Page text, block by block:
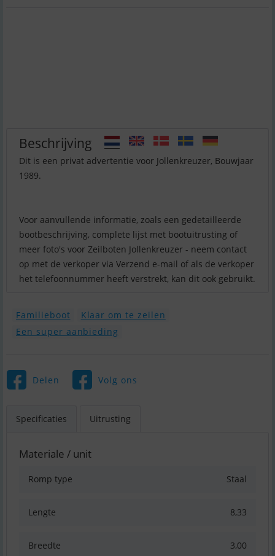
Beschrijving
Dit is een privat advertentie voor Jollenkreuzer, Bouwjaar
1989.
Voor aanvullende informatie, zoals een gedetailleerde
bootbeschrijving, complete lijst met bootuitrusting of
meer foto's voor Zeilboten Jollenkreuzer - neem contact
op met de verkoper via Verzend e-mail of als de verkoper
het telefoonnummer heeft verstrekt, kan dit ook gebruikt.
Familieboot
Klaar om te zeilen
Een super aanbieding
Delen Volg ons
Specificaties Uitrusting
Materiale / unit
Romp type Staal
Lengte 8,33
Breedte 3,00